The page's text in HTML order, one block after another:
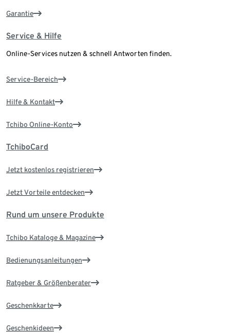
Garantie
Service & Hilfe
Online-Services nutzen & schnell Antworten finden.
Service-Bereich
Hilfe & Kontakt
Tchibo Online-Konto
TchiboCard
Jetzt kostenlos registrieren
Jetzt Vorteile entdecken
Rund um unsere Produkte
Tchibo Kataloge & Magazine
Bedienungsanleitungen
Ratgeber & Größenberater
Geschenkkarte
Geschenkideen